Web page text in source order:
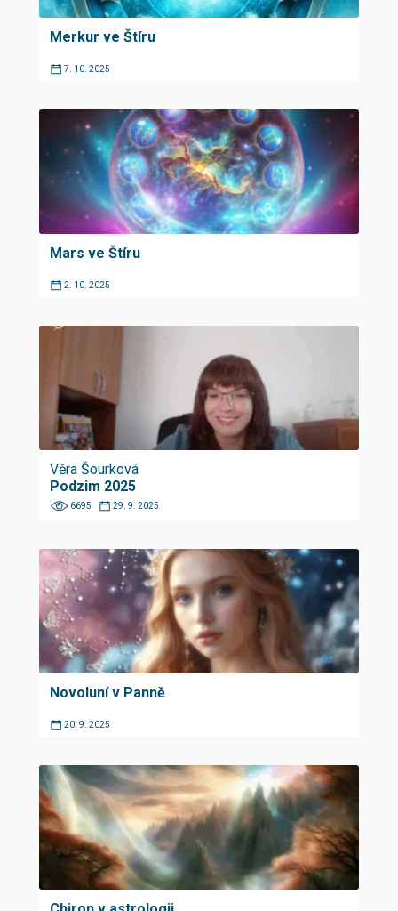
Merkur ve Štíru
7. 10. 2025
Mars ve Štíru
2. 10. 2025
Věra Šourková
Podzim 2025
6695 29. 9. 2025
Novoluní v Panně
20. 9. 2025